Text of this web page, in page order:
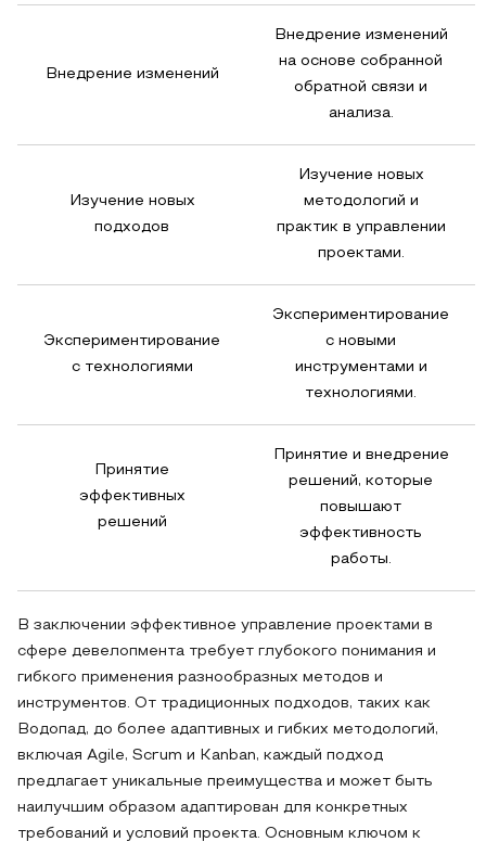
Внедрение изменений
Внедрение изменений
на основе собранной
обратной связи и
анализа.
Изучение новых
подходов
Изучение новых
методологий и
практик в управлении
проектами.
Экспериментирование
с технологиями
Экспериментирование
с новыми
инструментами и
технологиями.
Принятие
эффективных
решений
Принятие и внедрение
решений, которые
повышают
эффективность
работы.
В заключении эффективное управление проектами в
сфере девелопмента требует глубокого понимания и
гибкого применения разнообразных методов и
инструментов. От традиционных подходов, таких как
Водопад, до более адаптивных и гибких методологий,
включая Agile, Scrum и Kanban, каждый подход
предлагает уникальные преимущества и может быть
наилучшим образом адаптирован для конкретных
требований и условий проекта. Основным ключом к